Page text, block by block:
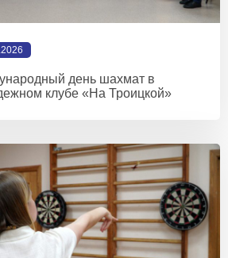
день шахмат в
клубе «На Троицкой»